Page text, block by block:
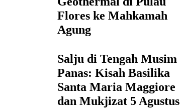
Flores ke Mahkamah
Agung
Salju di Tengah Musim
Panas: Kisah Basilika
Santa Maria Maggiore
dan Mukjizat 5 Agustus